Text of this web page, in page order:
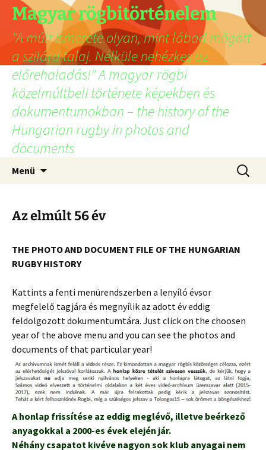
Ugrás
tartalomhoz
Magyar rögbitörténelem
"A múlt ismerete olyan, mint lábad mögött
a szilárd talaj. Nélküle nehézkes az
előrehaladás!" A magyar rögbi
közelmúltbeli története képekben és
dokumentumokban – the history of the
Hungarian rugby in photos and
documents
Menü
Az elmúlt 56 év
THE PHOTO AND DOCUMENT FILE OF THE HUNGARIAN
RUGBY HISTORY
Kattints a fenti menürendszerben a lenyíló évsor
megfelelő tagjára és megnyílik az adott év eddig
feldolgozott dokumentumtára. Just click on the choosen
year of the above menu and you can see the photos and
documents of that particular year!
A honlap frissítése az eddig meglévő, illetve beérkező
anyagokkal a 2000-es évek elején jár.
Néhány csapatot kivéve nagyon sok klub anyagai nem